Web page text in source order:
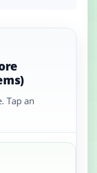
Tap an